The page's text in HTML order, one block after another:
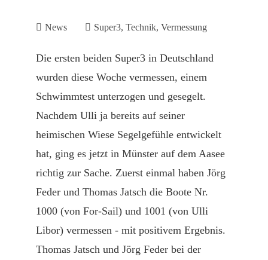
News Super3, Technik, Vermessung
Die ersten beiden Super3 in Deutschland
wurden diese Woche vermessen, einem
Schwimmtest unterzogen und gesegelt.
Nachdem Ulli ja bereits auf seiner
heimischen Wiese Segelgefühle entwickelt
hat, ging es jetzt in Münster auf dem Aasee
richtig zur Sache. Zuerst einmal haben Jörg
Feder und Thomas Jatsch die Boote Nr.
1000 (von For-Sail) und 1001 (von Ulli
Libor) vermessen - mit positivem Ergebnis.
Thomas Jatsch und Jörg Feder bei der